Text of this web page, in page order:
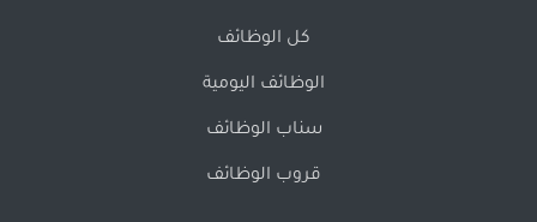
كل الوظائف
الوظائف اليومية
سناب الوظائف
قروب الوظائف